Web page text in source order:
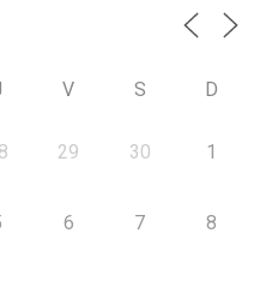
V S D
29 30 1
6 7 8